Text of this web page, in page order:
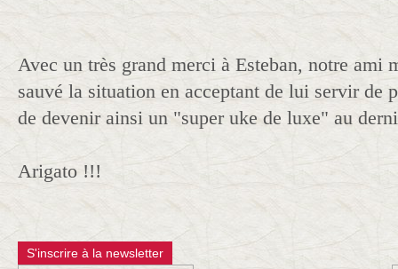
Avec un très grand merci à Esteban, notre ami
sauvé la situation en acceptant de lui servir de
de devenir ainsi un "super uke de luxe" au
Arigato !!!
S'inscrire à la newsletter